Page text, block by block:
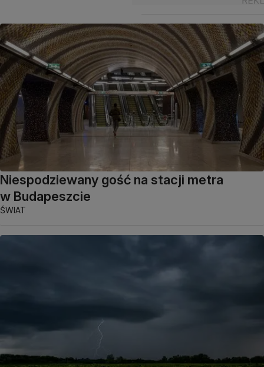
Niespodziewany gość na stacji metra
w Budapeszcie
ŚWIAT